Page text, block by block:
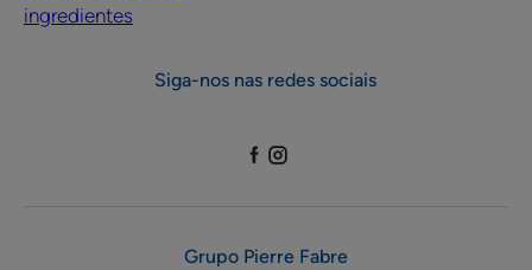
ingredientes
Siga-nos nas redes sociais
Grupo Pierre Fabre